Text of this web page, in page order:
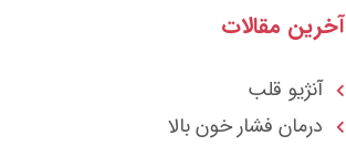
آخرین مقالات
آنژیو قلب
درمان فشار خون بالا